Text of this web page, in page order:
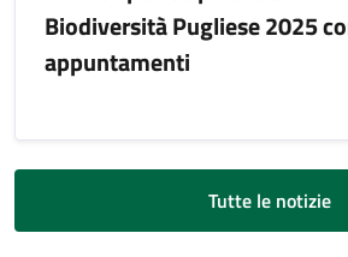
Biodiversità Pugliese 2025
appuntamenti
Tutte le notizie